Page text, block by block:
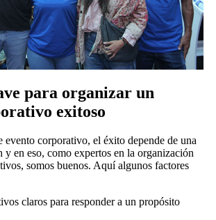
para organizar un
exitoso
evento corporativo, el éxito depende de una
y en eso, como expertos en la organización
somos buenos. Aquí algunos factores
claros para responder a un propósito